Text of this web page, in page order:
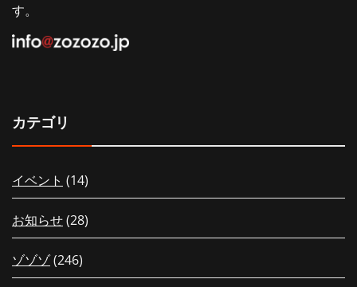
す。
カテゴリ
イベント (14)
お知らせ(28)
ゾゾゾ(246)